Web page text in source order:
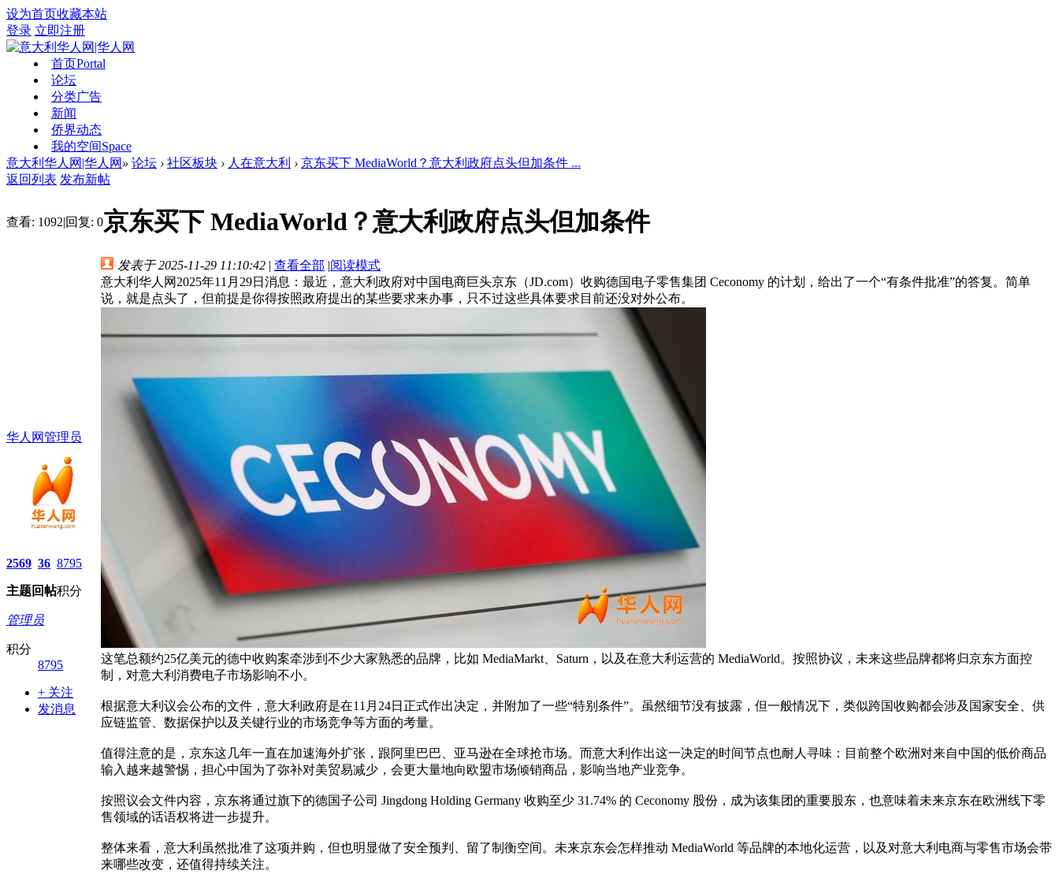
设为首页收藏本站
登录 立即注册
首页Portal
论坛
分类广告
新闻
侨界动态
我的空间Space
意大利华人网|华人网 » 论坛 › 社区板块 › 人在意大利 › 京东买下 MediaWorld？意大利政府点头但加条件 ...
返回列表 发布新帖
查看: 1092|回复: 0京东买下 MediaWorld？意大利政府点头但加条件
华人网管理员
2569
主题
36
回帖
8795
积分
管理员
积分
8795
+ 关注
发消息
发表于 2025-11-29 11:10:42 | 查看全部 |阅读模式
意大利华人网2025年11月29日消息：最近，意大利政府对中国电商巨头京东（JD.com）收购德国电子零售集团 Ceconomy 的计划，给出了一个“有条件批准”的答复。简单
说，就是点头了，但前提是你得按照政府提出的某些要求来办事，只不过这些具体要求目前还没对外公布。
这笔总额约25亿美元的德中收购案牵涉到不少大家熟悉的品牌，比如 MediaMarkt、Saturn，以及在意大利运营的 MediaWorld。按照协议，未来这些品牌都将归京东方面控
制，对意大利消费电子市场影响不小。
根据意大利议会公布的文件，意大利政府是在11月24日正式作出决定，并附加了一些“特别条件”。虽然细节没有披露，但一般情况下，类似跨国收购都会涉及国家安全、供
应链监管、数据保护以及关键行业的市场竞争等方面的考量。
值得注意的是，京东这几年一直在加速海外扩张，跟阿里巴巴、亚马逊在全球抢市场。而意大利作出这一决定的时间节点也耐人寻味：目前整个欧洲对来自中国的低价商品
输入越来越警惕，担心中国为了弥补对美贸易减少，会更大量地向欧盟市场倾销商品，影响当地产业竞争。
按照议会文件内容，京东将通过旗下的德国子公司 Jingdong Holding Germany 收购至少 31.74% 的 Ceconomy 股份，成为该集团的重要股东，也意味着未来京东在欧洲线下零
售领域的话语权将进一步提升。
整体来看，意大利虽然批准了这项并购，但也明显做了安全预判、留了制衡空间。未来京东会怎样推动 MediaWorld 等品牌的本地化运营，以及对意大利电商与零售市场会带
来哪些改变，还值得持续关注。